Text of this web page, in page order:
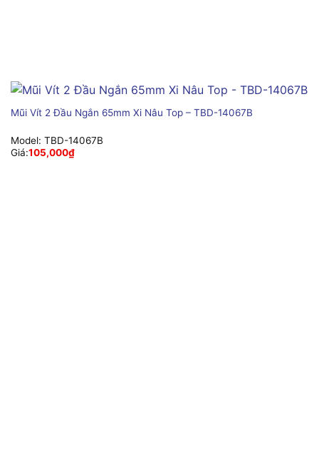
Mũi Vít 2 Đầu Ngắn 65mm Xi Nâu Top – TBD-14067B
Model: TBD-14067B
Giá:105,000₫